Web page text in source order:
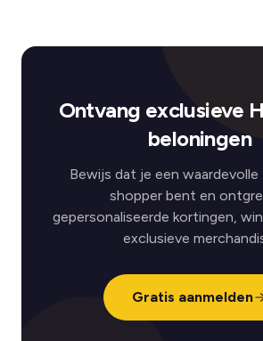
Ontvang exclusieve
beloningen
Bewijs dat je een
shopper bent en
gepersonaliseerde kortingen,
exclusieve
Gratis aanmelden